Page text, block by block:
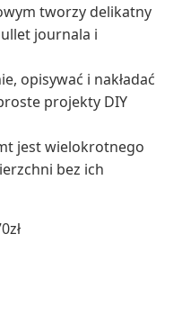
tworzy delikatny
journala i
opisywać i nakładać
projekty DIY
jest wielokrotnego
bez ich